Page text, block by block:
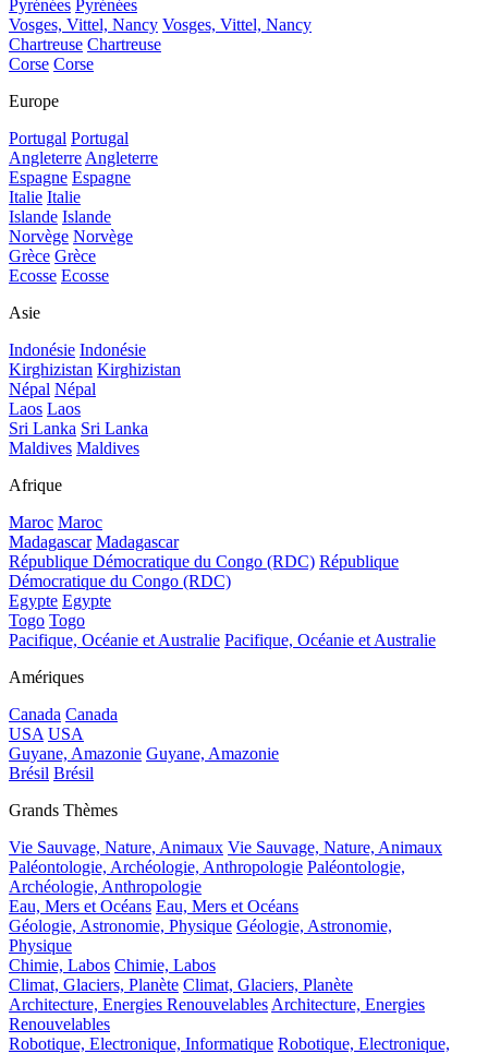
Pyrénées Pyrénées
Vosges, Vittel, Nancy Vosges, Vittel, Nancy
Chartreuse Chartreuse
Corse Corse
Europe
Portugal Portugal
Angleterre Angleterre
Espagne Espagne
Italie Italie
Islande Islande
Norvège Norvège
Grèce Grèce
Ecosse Ecosse
Asie
Indonésie Indonésie
Kirghizistan Kirghizistan
Népal Népal
Laos Laos
Sri Lanka Sri Lanka
Maldives Maldives
Afrique
Maroc Maroc
Madagascar Madagascar
République Démocratique du Congo (RDC) République
Démocratique du Congo (RDC)
Egypte Egypte
Togo Togo
Pacifique, Océanie et Australie Pacifique, Océanie et Australie
Amériques
Canada Canada
USA USA
Guyane, Amazonie Guyane, Amazonie
Brésil Brésil
Grands Thèmes
Vie Sauvage, Nature, Animaux Vie Sauvage, Nature, Animaux
Paléontologie, Archéologie, Anthropologie Paléontologie,
Archéologie, Anthropologie
Eau, Mers et Océans Eau, Mers et Océans
Géologie, Astronomie, Physique Géologie, Astronomie,
Physique
Chimie, Labos Chimie, Labos
Climat, Glaciers, Planète Climat, Glaciers, Planète
Architecture, Energies Renouvelables Architecture, Energies
Renouvelables
Robotique, Electronique, Informatique Robotique, Electronique,